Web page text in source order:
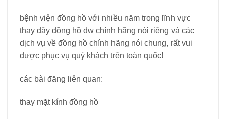
bệnh viện đồng hồ với nhiều năm trong lĩnh vực
thay dây đồng hồ dw chính hãng nói riêng và các
dịch vụ về đồng hồ chính hãng nói chung, rất vui
được phục vụ quý khách trên toàn quốc!
các bài đăng liên quan:
thay mặt kính đồng hồ